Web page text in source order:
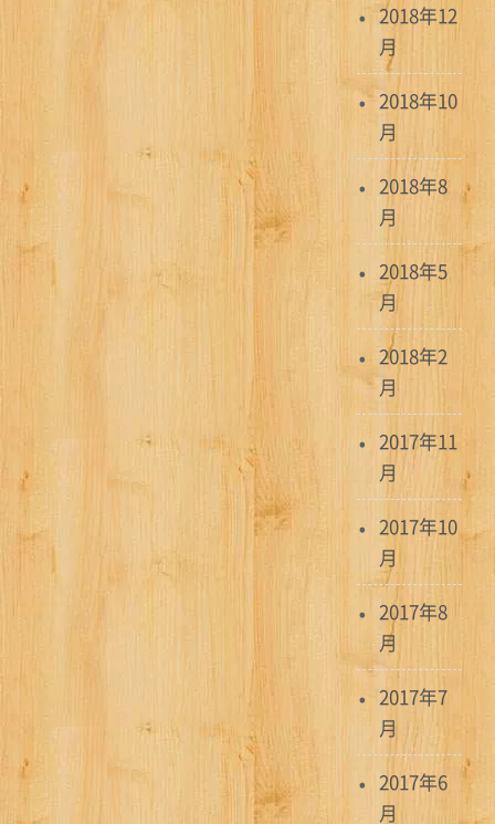
2018年12
月
2018年10
月
2018年8
月
2018年5
月
2018年2
月
2017年11
月
2017年10
月
2017年8
月
2017年7
月
2017年6
月